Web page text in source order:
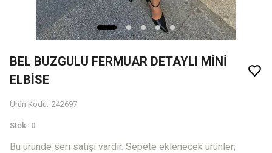
BEL BUZGULU FERMUAR DETAYLI MİNİ
ELBİSE
Ürün Kodu: 242697
Stok: 0
Bu üründe seri satışı vardır. Sepete eklenecek ürünler;